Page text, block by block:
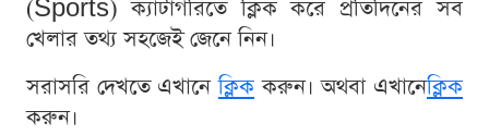
(Sports) ক্যাটাগরিতে ক্লিক করে প্রতিদিনের সব
খেলার তথ্য সহজেই জেনে নিন।
সরাসরি দেখতে এখানেক্লিক করুন। অথবা এখানেক্লিক
করুন।